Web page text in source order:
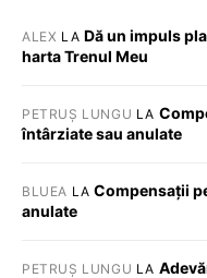
ALEX LA Dă un impuls
harta Trenul Meu
PETRUȘ LUNGU LA
întârziate sau anulate
BLUEA LACompensații
anulate
PETRUȘ LUNGU LA